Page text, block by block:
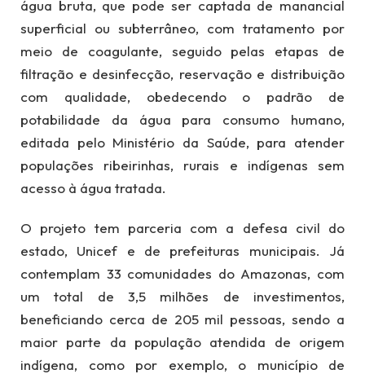
água bruta, que pode ser captada de manancial
superficial ou subterrâneo, com tratamento por
meio de coagulante, seguido pelas etapas de
filtração e desinfecção, reservação e distribuição
com qualidade, obedecendo o padrão de
potabilidade da água para consumo humano,
editada pelo Ministério da Saúde, para atender
populações ribeirinhas, rurais e indígenas sem
acesso à água tratada.
O projeto tem parceria com a defesa civil do
estado, Unicef e de prefeituras municipais. Já
contemplam 33 comunidades do Amazonas, com
um total de 3,5 milhões de investimentos,
beneficiando cerca de 205 mil pessoas, sendo a
maior parte da população atendida de origem
indígena, como por exemplo, o município de